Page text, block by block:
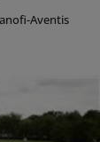
Aventis